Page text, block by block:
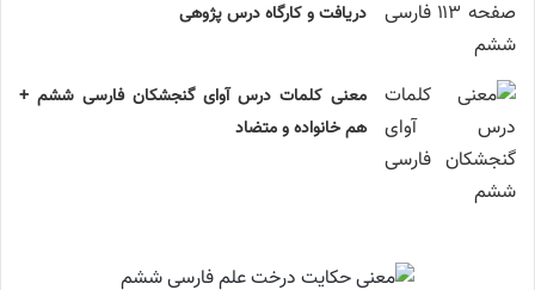
دریافت و کارگاه درس پژوهی
معنی کلمات درس آوای گنجشکان فارسی ششم +
هم خانواده و متضاد